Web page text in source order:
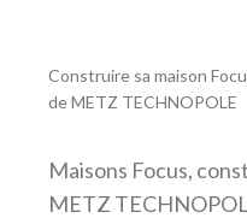
Construire sa maison
de METZ TECHNOPOLE
Maisons Focus,
METZ